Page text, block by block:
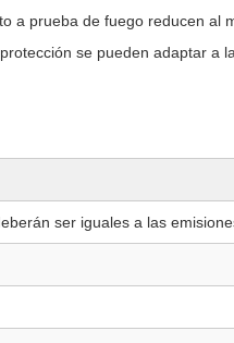
a prueba de fuego reducen al
se pueden adaptar a
ser iguales a las